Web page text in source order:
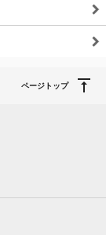
ページトップ